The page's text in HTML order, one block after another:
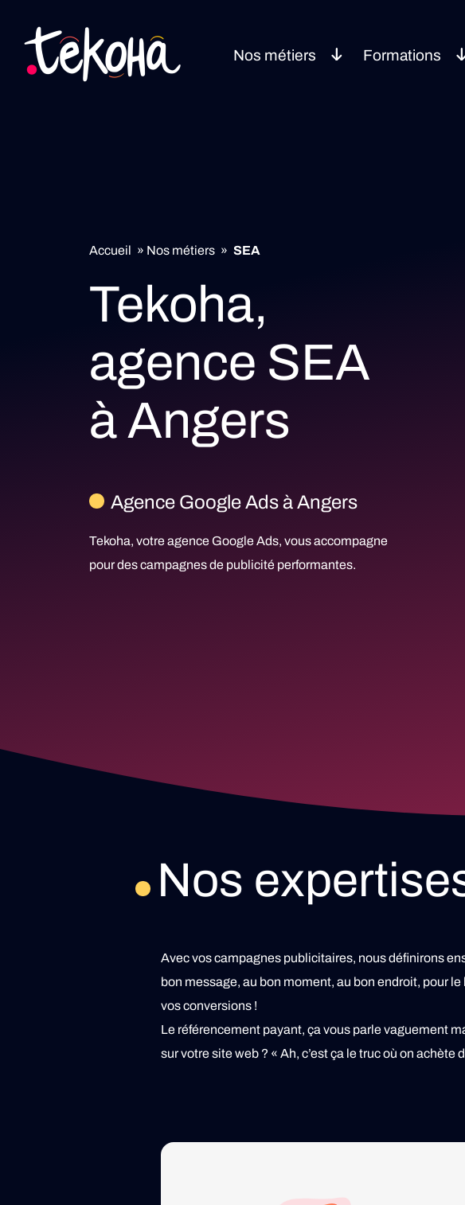
Nos métiers Formations
Accueil » Nos métiers » SEA
Tekoha,
agence SEA
à Angers
Agence Google Ads à Angers
Tekoha, votre agence Google Ads, vous accompagne
pour des campagnes de publicité performantes.
Nos
Avec vos campagnes publicitaires, nous définirons
bon message, au bon moment, au bon endroit, pour
vos conversions !
Le référencement payant, ça vous parle vaguement
sur votre site web ? « Ah, c’est ça le truc où on achète